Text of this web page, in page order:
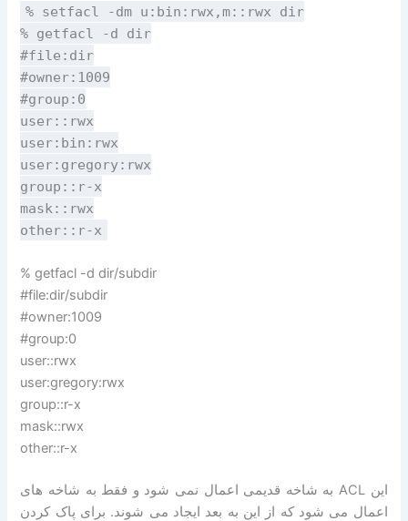
% setfacl -dm u:bin:rwx,m::rwx dir
% getfacl -d dir
#file:dir
#owner:1009
#group:0
user::rwx
user:bin:rwx
user:gregory:rwx
group::r-x
mask::rwx
other::r-x
% getfacl -d dir/subdir
#file:dir/subdir
#owner:1009
#group:0
user::rwx
user:gregory:rwx
group::r-x
mask::rwx
other::r-x
این ACL به شاخه قدیمی اعمال نمی شود و فقط به شاخه های
اعمال می شود که از این به بعد ایجاد می شوند. برای پاک کردن